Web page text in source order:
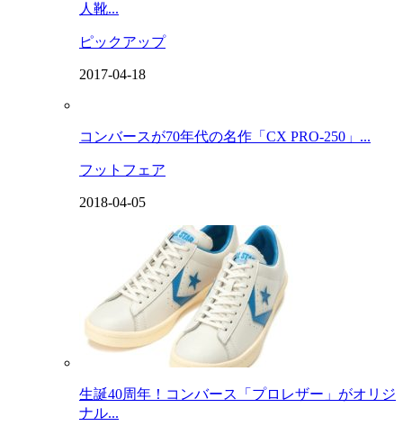
人靴...
ピックアップ
2017-04-18
コンバースが70年代の名作「CX PRO-250」...
フットフェア
2018-04-05
生誕40周年！コンバース「プロレザー」がオリジ
ナル...